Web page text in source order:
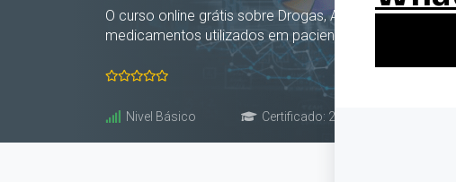
O curso online grátis sobre Drogas, Analgesia e
medicamentos utilizados em pacientes críticos para
Nivel Básico Certificado: 20 horas